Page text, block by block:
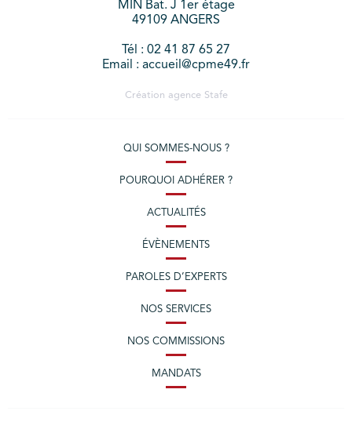
MIN Bat. J 1er étage
49109 ANGERS
Tél : 02 41 87 65 27
Email : accueil@cpme49.fr
Création agence Stafe
QUI SOMMES-NOUS ?
POURQUOI ADHÉRER ?
ACTUALITÉS
ÉVÈNEMENTS
PAROLES D’EXPERTS
NOS SERVICES
NOS COMMISSIONS
MANDATS